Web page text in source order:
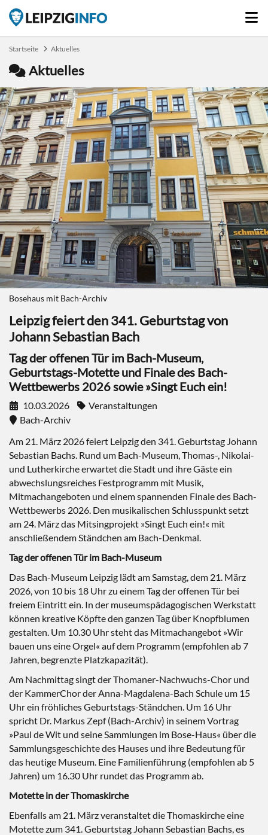
Startseite Aktuelles
Aktuelles
Bosehaus mit Bach-Archiv
Leipzig feiert den 341. Geburtstag von
Johann Sebastian Bach
Tag der offenen Tür im Bach-Museum,
Geburtstags-Motette und Finale des Bach-
Wettbewerbs 2026 sowie »Singt Euch ein!
10.03.2026
Veranstaltungen
Bach-Archiv
Am 21. März 2026 feiert Leipzig den 341. Geburtstag Johann
Sebastian Bachs. Rund um Bach-Museum, Thomas-, Nikolai-
und Lutherkirche erwartet die Stadt und ihre Gäste ein
abwechslungsreiches Festprogramm mit Musik,
Mitmachangeboten und einem spannenden Finale des Bach-
Wettbewerbs 2026. Den musikalischen Schlusspunkt setzt
am 24. März das Mitsingprojekt »Singt Euch ein!« mit
anschließendem Ständchen am Bach-Denkmal.
Tag der offenen Tür im Bach-Museum
Das Bach-Museum Leipzig lädt am Samstag, dem 21. März
2026, von 10 bis 18 Uhr zu einem Tag der offenen Tür bei
freiem Eintritt ein. In der museumspädagogischen Werkstatt
können kreative Köpfte den ganzen Tag über Knopfblumen
gestalten. Um 10.30 Uhr steht das Mitmachangebot »Wir
bauen uns eine Orgel« auf dem Programm (empfohlen ab 7
Jahren, begrenzte Platzkapazität).
Am Nachmittag singt der Thomaner-Nachwuchs-Chor und
der KammerChor der Anna-Magdalena-Bach Schule um 15
Uhr ein fröhliches Geburtstags-Ständchen. Um 16 Uhr
spricht Dr. Markus Zepf (Bach-Archiv) in seinem Vortrag
»Paul de Wit und seine Sammlungen im Bose-Haus« über die
Sammlungsgeschichte des Hauses und ihre Bedeutung für
das heutige Museum. Eine Familienführung (empfohlen ab 5
Jahren) um 16.30 Uhr rundet das Programm ab.
Motette in der Thomaskirche
Ebenfalls am 21. März veranstaltet die Thomaskirche eine
Motette zum 341. Geburtstag Johann Sebastian Bachs, es